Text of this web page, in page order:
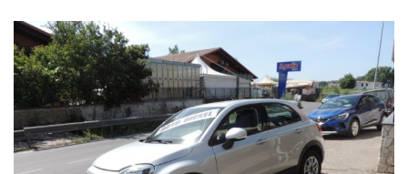
produttrici.
Cosa aspetti, non indugiare, scegli auto sud per avere qualità e
garanzia certificata al miglior prezzo sul mercato!